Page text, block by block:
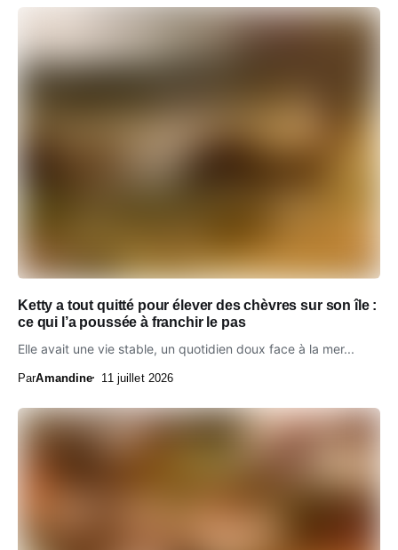
Ketty a tout quitté pour élever des chèvres sur son île :
ce qui l’a poussée à franchir le pas
Elle avait une vie stable, un quotidien doux face à la mer...
ParAmandine 11 juillet 2026